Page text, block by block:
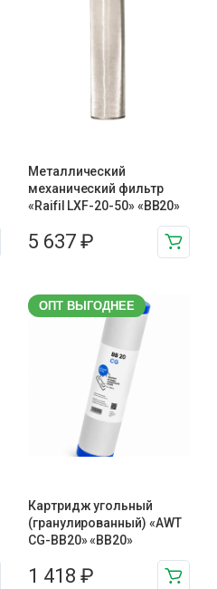
Металлический
механический фильтр
«Raifil LXF-20-50» «BB20»
5 637 ₽
ОПТ ВЫГОДНЕЕ
Картридж угольный
(гранулированный) «AWT
CG-BB20» «BB20»
1 418 ₽